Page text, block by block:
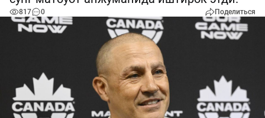
817 0 Поделиться